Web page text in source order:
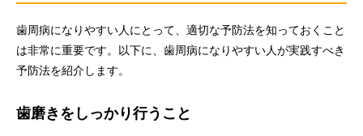
歯周病になりやすい人にとって、適切な予防法を知っておくこと
は非常に重要です。以下に、歯周病になりやすい人が実践すべき
予防法を紹介します。
歯磨きをしっかり行うこと